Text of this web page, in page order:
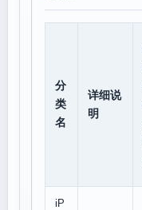
分
类
名
详细说
明
iP